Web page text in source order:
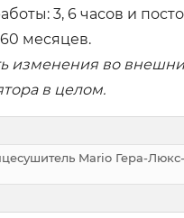
3, 6 часов и
месяцев.
изменения во
в целом.
Mario Гера-